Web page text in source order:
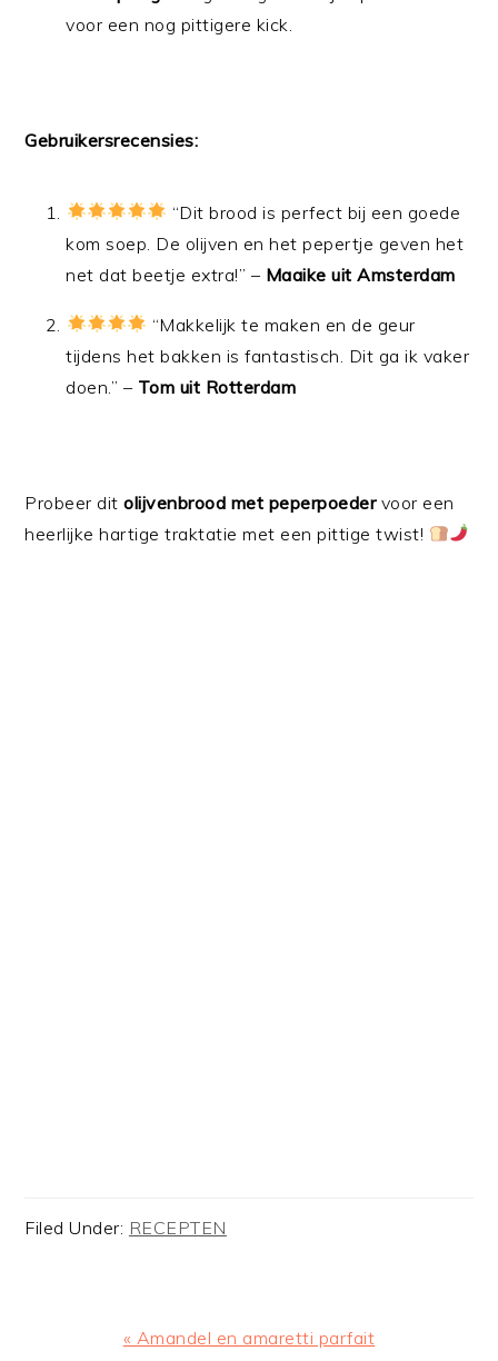
voor een nog pittigere kick.
Gebruikersrecensies:
“Dit brood is perfect bij een goede
kom soep. De olijven en het pepertje geven het
net dat beetje extra!” – Maaike uit Amsterdam
“Makkelijk te maken en de geur
tijdens het bakken is fantastisch. Dit ga ik vaker
doen.” – Tom uit Rotterdam
Probeer ditolijvenbrood met peperpoedervoor een
heerlijke hartige traktatie met een pittige twist!
Filed Under: RECEPTEN
Previous
« Amandel en amaretti parfait